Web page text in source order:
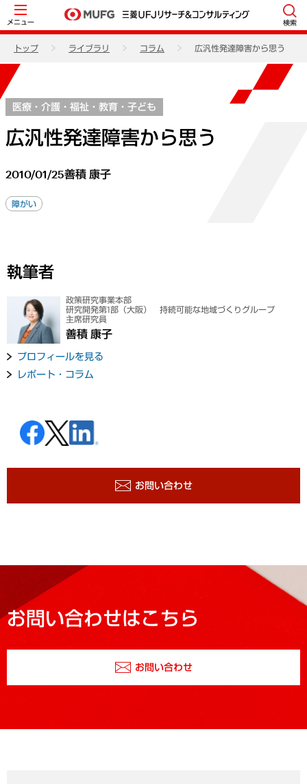
メニュー 検索
トップ ライブラリ コラム 広汎性発達障害から思う
医療・介護・福祉・教育・子ども
広汎性発達障害から思う
2010/01/25善積 康子
障がい
執筆者
政策研究事業本部
研究開発第1部（大阪） 持続可能な地域づくりグループ
主席研究員
善積 康子
プロフィールを見る
レポート・コラム
お問い合わせ
お問い合わせはこちら
お問い合わせ